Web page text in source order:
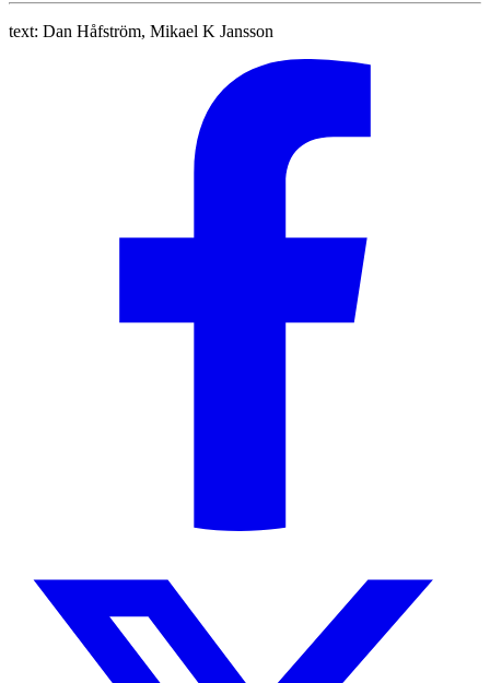
text: Dan Håfström, Mikael K Jansson